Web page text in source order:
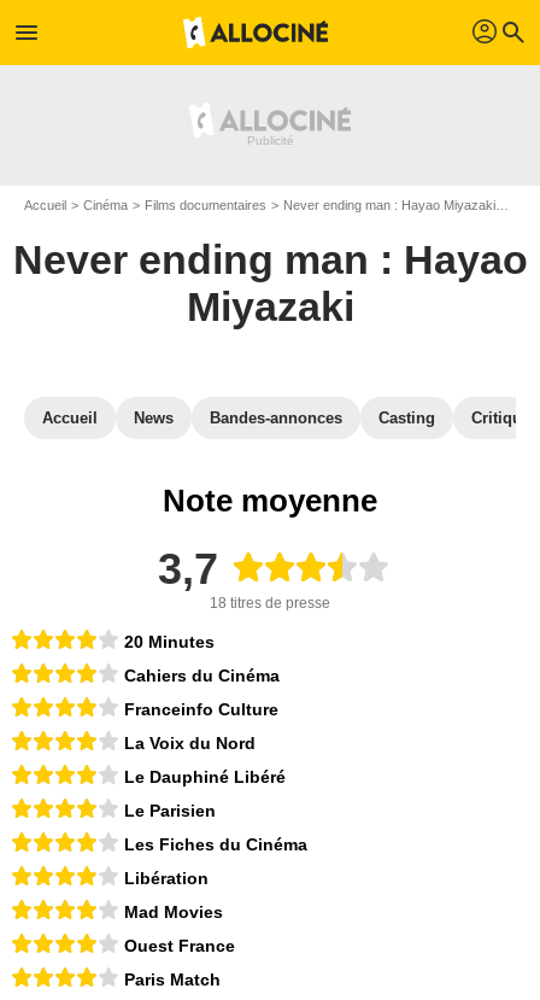
menu profil search
Accueil Cinéma Films documentaires Never ending man : Hayao Miyazaki
Never ending man : Hayao
Miyazaki
Accueil News Bandes-annonces Casting
Note moyenne
3,7
18 titres de presse
20 Minutes
Cahiers du Cinéma
Franceinfo Culture
La Voix du Nord
Le Dauphiné Libéré
Le Parisien
Les Fiches du Cinéma
Libération
Mad Movies
Ouest France
Paris Match